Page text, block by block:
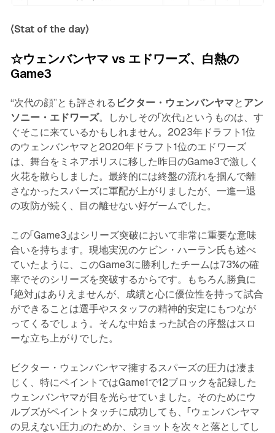
〈Stat of the day〉
☆ウェンバンヤマ vs エドワーズ、白熱の
Game3
“次代の顔”とも評される ビクター・ウェンバンヤマと アン
ソニー・エドワーズ。しかしその「次代」というものは、す
ぐそこに来ているかもしれません。2023年ドラフト1位
のウェンバンヤマと2020年ドラフト1位のエドワーズ
は、舞台をミネアポリスに移した昨日のGame3で激しく
火花を散らしました。最終的には終盤の流れを掴んで離
さなかったスパーズに軍配が上がりましたが、一進一退
の攻防が続く、目の離せない好ゲームでした。
この「Game3」はシリーズ突破において非常に重要な意味
合いを持ちます。現地実況のケビン・ハーラン氏も述べ
ていたように、このGame3に勝利したチームは73%の確
率でそのシリーズを突破するからです。もちろん勝負に
「絶対」はありえませんが、成績と心に優位性を持って試合
ができることは選手やスタッフの精神的安定にもつなが
ってくるでしょう。そんな中始まった試合の序盤はスロ
ーな立ち上がりでした。
ビクター・ウェンバンヤマ擁するスパーズの圧力は凄ま
じく、特にペイントではGame1で12ブロックを記録した
ウェンバンヤマが目を光らせていました。そのためにウ
ルブズがペイントタッチに成功しても、「ウェンバンヤマ
の見えない圧力」のためか、ショットを次々と落としてし